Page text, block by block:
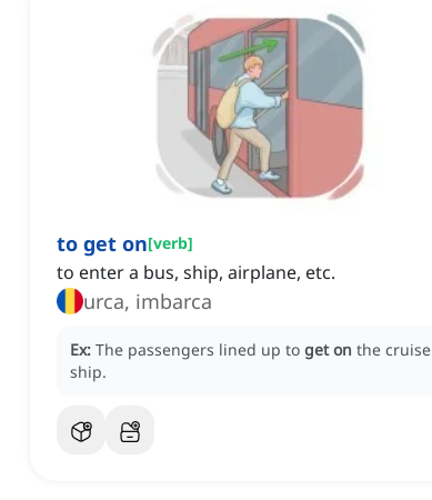
to get on[verb]
to enter a bus, ship, airplane, etc.
urca, imbarca
Ex: The passengers lined up to get on the cruise
ship.